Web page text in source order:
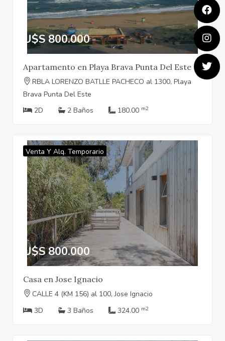
U$S 800.000
Apartamento en Playa Brava Punta Del Este
RBLA LORENZO BATLLE PACHECO al 1300, Playa
Brava Punta Del Este
2D
2 Baños 180.00 m2
Venta Y Alq. Temporario
U$S 800.000
Casa en Jose Ignacio
CALLE 4 (KM 156) al 100, Jose Ignacio
3D
3 Baños 324.00 m2